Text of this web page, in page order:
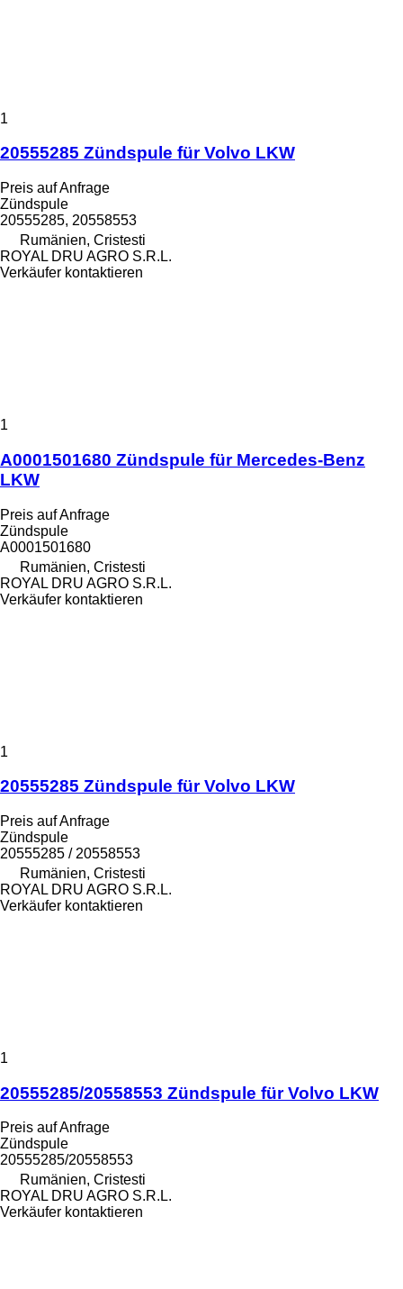
1
20555285 Zündspule für Volvo LKW
Preis auf Anfrage
Zündspule
20555285, 20558553
Rumänien, Cristesti
ROYAL DRU AGRO S.R.L.
Verkäufer kontaktieren
1
A0001501680 Zündspule für Mercedes-Benz
LKW
Preis auf Anfrage
Zündspule
A0001501680
Rumänien, Cristesti
ROYAL DRU AGRO S.R.L.
Verkäufer kontaktieren
1
20555285 Zündspule für Volvo LKW
Preis auf Anfrage
Zündspule
20555285 / 20558553
Rumänien, Cristesti
ROYAL DRU AGRO S.R.L.
Verkäufer kontaktieren
1
20555285/20558553 Zündspule für Volvo LKW
Preis auf Anfrage
Zündspule
20555285/20558553
Rumänien, Cristesti
ROYAL DRU AGRO S.R.L.
Verkäufer kontaktieren